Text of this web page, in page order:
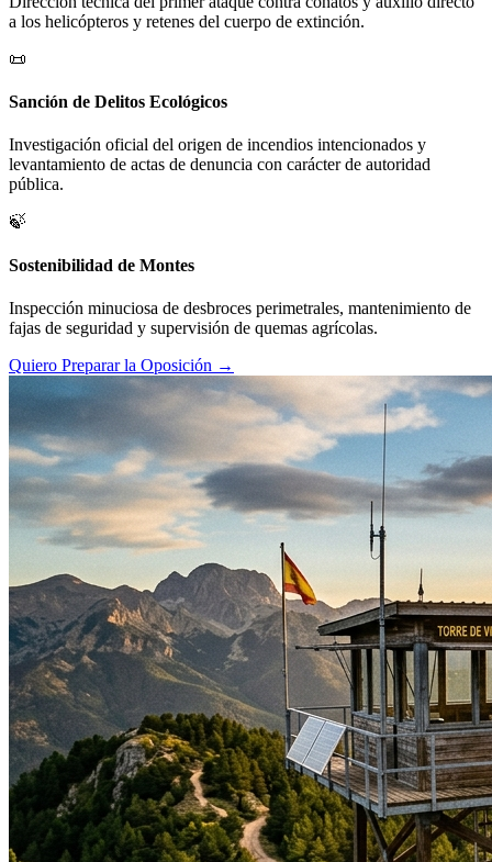
a los helicópteros y retenes del cuerpo de extinción.
📜
Sanción de Delitos Ecológicos
Investigación oficial del origen de incendios intencionados y
levantamiento de actas de denuncia con carácter de autoridad
pública.
🍃
Sostenibilidad de Montes
Inspección minuciosa de desbroces perimetrales, mantenimiento de
fajas de seguridad y supervisión de quemas agrícolas.
Quiero Preparar la Oposición →